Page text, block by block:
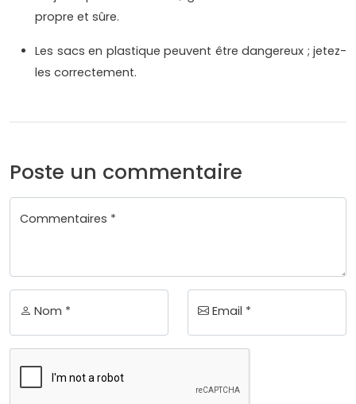
propre et sûre.
Les sacs en plastique peuvent être dangereux ; jetez-
les correctement.
Poste un commentaire
Commentaires *
Nom * Email *